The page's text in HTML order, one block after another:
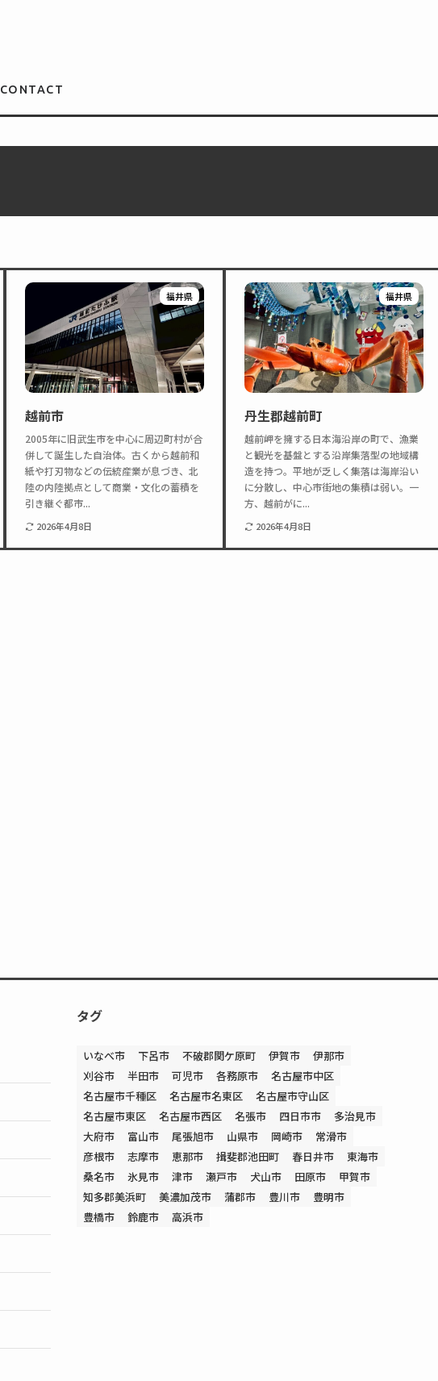
CONTACT
福井県
越前市
2005年に旧武生市を中心に周辺町村が合
併して誕生した自治体。古くから越前和
紙や打刃物などの伝統産業が息づき、北
陸の内陸拠点として商業・文化の蓄積を
引き継ぐ都市...
2026年4月8日
福井県
丹生郡越前町
越前岬を擁する日本海沿岸の町で、漁業
と観光を基盤とする沿岸集落型の地域構
造を持つ。平地が乏しく集落は海岸沿い
に分散し、中心市街地の集積は弱い。一
方、越前がに...
2026年4月8日
タグ
いなべ市 下呂市 不破郡関ケ原町 伊賀市
伊那市
刈谷市
半田市 可児市 各務原市
名古屋市中区
名古屋市千種区
名古屋市名東区
名古屋市守山区
名古屋市東区
名古屋市西区 名張市 四日市市
多治見市
大府市
富山市 尾張旭市 山県市 岡崎市
常滑市
彦根市
志摩市 恵那市 揖斐郡池田町 春日井市
東海市
桑名市
氷見市 津市 瀬戸市 犬山市 田原市
甲賀市
知多郡美浜町
美濃加茂市 蒲郡市 豊川市
豊明市
豊橋市
鈴鹿市 高浜市